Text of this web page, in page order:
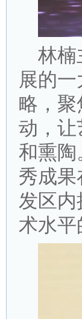
林楠
展的
略，
动，让
和熏陶
秀成
发区
术水平